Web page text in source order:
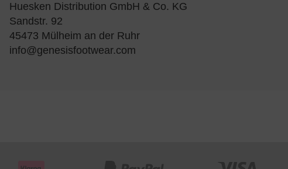
Huesken Distribution GmbH & Co. KG
Sandstr. 92
45473 Mülheim an der Ruhr
info@genesisfootwear.com